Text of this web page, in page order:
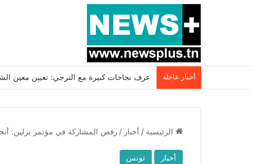
أخبار عاجلة بسبب المرزوقي وبتكليف من سعيّد: الخارجية
الرئيسية / أخبار / رفض المشاركة في مؤتمر برلين:
أخبار تونس